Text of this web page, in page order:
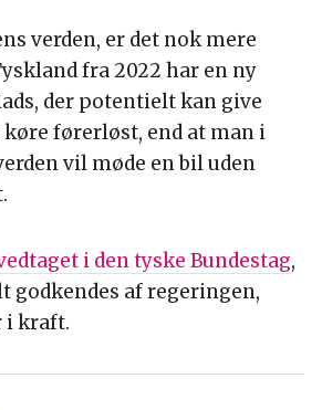
verden, er det nok mere
fra 2022 har en ny
der potentielt kan give
førerløst, end at man i
vil møde en bil uden
i den tyske Bundestag,
godkendes af regeringen,
i kraft.